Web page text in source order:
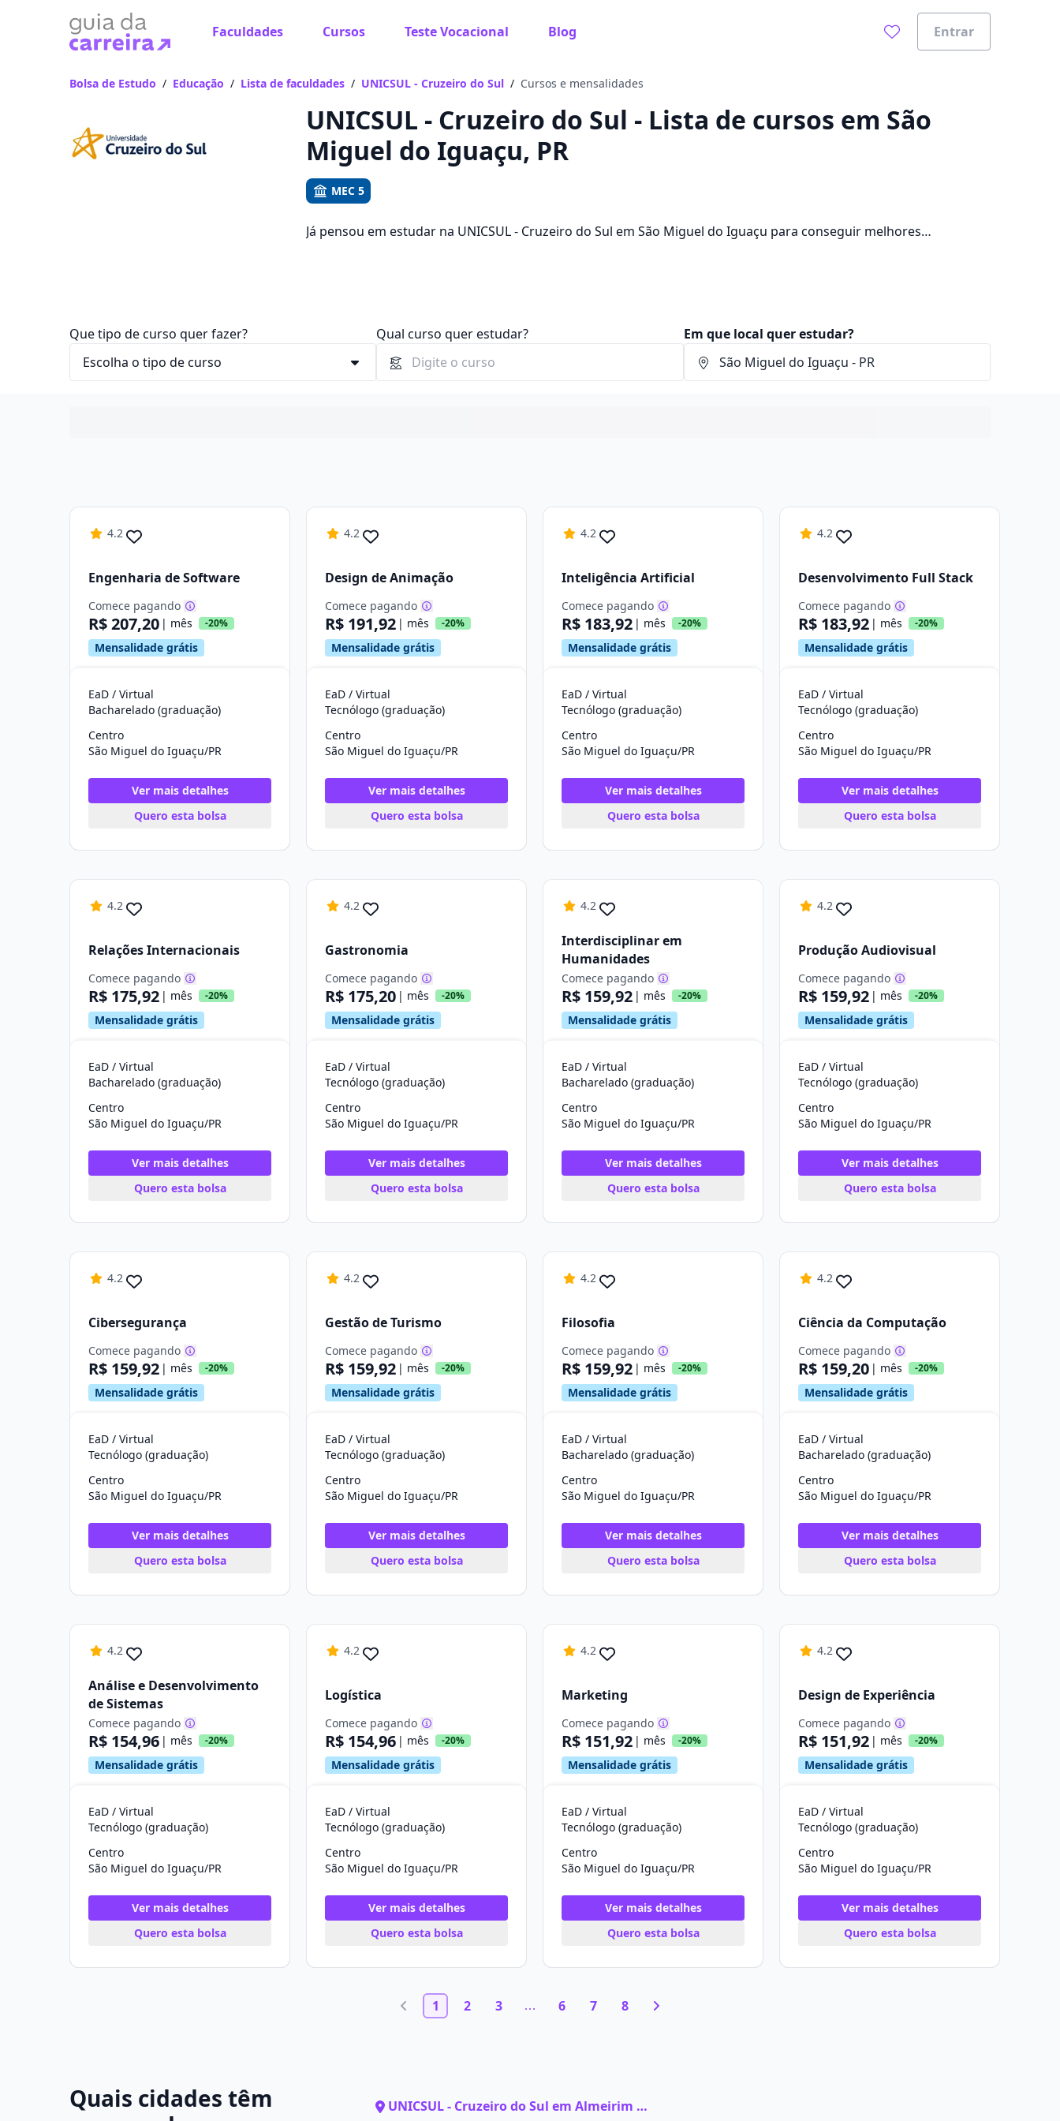
Faculdades Cursos Teste Vocacional Blog Entrar
Vamos te guiar no caminho ideal para seus estudos
Bolsa de Estudo / Educação / Lista de faculdades / UNICSUL - Cruzeiro do Sul / Cursos e mensalidades
UNICSUL - Cruzeiro do Sul - Lista de cursos em São
Miguel do Iguaçu, PR
MEC 5
Já pensou em estudar na UNICSUL - Cruzeiro do Sul em São Miguel do Iguaçu para conseguir melhores
Que tipo de curso quer fazer? Qual curso quer estudar? Em que local quer estudar?
4.2
Engenharia de Software
Comece pagando
R$ 207,20 | mês -20%
Mensalidade grátis
EaD / Virtual
Bacharelado (graduação)
Centro
São Miguel do Iguaçu/PR
Ver mais detalhes
Quero esta bolsa
4.2
Design de Animação
Comece pagando
R$ 191,92 | mês -20%
Mensalidade grátis
EaD / Virtual
Tecnólogo (graduação)
Centro
São Miguel do Iguaçu/PR
Ver mais detalhes
Quero esta bolsa
4.2
Inteligência Artificial
Comece pagando
R$ 183,92 | mês -20%
Mensalidade grátis
EaD / Virtual
Tecnólogo (graduação)
Centro
São Miguel do Iguaçu/PR
Ver mais detalhes
Quero esta bolsa
4.2
Desenvolvimento Full Stack
Comece pagando
R$ 183,92 | mês -20%
Mensalidade grátis
EaD / Virtual
Tecnólogo (graduação)
Centro
São Miguel do Iguaçu/PR
Ver mais detalhes
Quero esta bolsa
4.2
Relações Internacionais
Comece pagando
R$ 175,92 | mês -20%
Mensalidade grátis
EaD / Virtual
Bacharelado (graduação)
Centro
São Miguel do Iguaçu/PR
Ver mais detalhes
Quero esta bolsa
4.2
Gastronomia
Comece pagando
R$ 175,20 | mês -20%
Mensalidade grátis
EaD / Virtual
Tecnólogo (graduação)
Centro
São Miguel do Iguaçu/PR
Ver mais detalhes
Quero esta bolsa
4.2
Interdisciplinar em
Humanidades
Comece pagando
R$ 159,92 | mês -20%
Mensalidade grátis
EaD / Virtual
Bacharelado (graduação)
Centro
São Miguel do Iguaçu/PR
Ver mais detalhes
Quero esta bolsa
4.2
Produção Audiovisual
Comece pagando
R$ 159,92 | mês -20%
Mensalidade grátis
EaD / Virtual
Tecnólogo (graduação)
Centro
São Miguel do Iguaçu/PR
Ver mais detalhes
Quero esta bolsa
4.2
Cibersegurança
Comece pagando
R$ 159,92 | mês -20%
Mensalidade grátis
EaD / Virtual
Tecnólogo (graduação)
Centro
São Miguel do Iguaçu/PR
Ver mais detalhes
Quero esta bolsa
4.2
Gestão de Turismo
Comece pagando
R$ 159,92 | mês -20%
Mensalidade grátis
EaD / Virtual
Tecnólogo (graduação)
Centro
São Miguel do Iguaçu/PR
Ver mais detalhes
Quero esta bolsa
4.2
Filosofia
Comece pagando
R$ 159,92 | mês -20%
Mensalidade grátis
EaD / Virtual
Bacharelado (graduação)
Centro
São Miguel do Iguaçu/PR
Ver mais detalhes
Quero esta bolsa
4.2
Ciência da Computação
Comece pagando
R$ 159,20 | mês -20%
Mensalidade grátis
EaD / Virtual
Bacharelado (graduação)
Centro
São Miguel do Iguaçu/PR
Ver mais detalhes
Quero esta bolsa
4.2
Análise e Desenvolvimento
de Sistemas
Comece pagando
R$ 154,96 | mês -20%
Mensalidade grátis
EaD / Virtual
Tecnólogo (graduação)
Centro
São Miguel do Iguaçu/PR
Ver mais detalhes
Quero esta bolsa
4.2
Logística
Comece pagando
R$ 154,96 | mês -20%
Mensalidade grátis
EaD / Virtual
Tecnólogo (graduação)
Centro
São Miguel do Iguaçu/PR
Ver mais detalhes
Quero esta bolsa
4.2
Marketing
Comece pagando
R$ 151,92 | mês -20%
Mensalidade grátis
EaD / Virtual
Tecnólogo (graduação)
Centro
São Miguel do Iguaçu/PR
Ver mais detalhes
Quero esta bolsa
4.2
Design de Experiência
Comece pagando
R$ 151,92 | mês -20%
Mensalidade grátis
EaD / Virtual
Tecnólogo (graduação)
Centro
São Miguel do Iguaçu/PR
Ver mais detalhes
Quero esta bolsa
1 2 3 6 7 8
Quais cidades têm
UNICSUL - Cruzeiro do Sul em Almeirim -